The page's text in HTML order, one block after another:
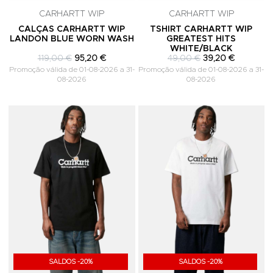
CARHARTT WIP
CALÇAS CARHARTT WIP
LANDON BLUE WORN WASH
119,00 € 95,20 €
Promoção válida de 01-08-2026 a 31-
08-2026
CARHARTT WIP
TSHIRT CARHARTT WIP
GREATEST HITS
WHITE/BLACK
49,00 € 39,20 €
Promoção válida de 01-08-2026 a 31-
08-2026
SALDOS -20%
Adicionar aos Favoritos
SALDOS -20%